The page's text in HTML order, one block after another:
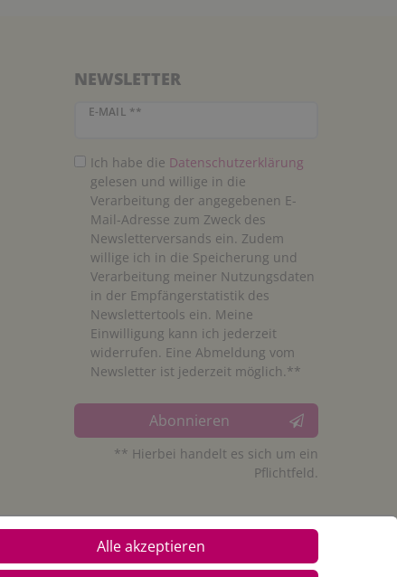
NEWSLETTER
E-MAIL **
Newsletter Honig
Ich habe die Daten­schutz­erklärung
gelesen und willige in die
Verarbeitung der angegebenen E-
Mail-Adresse zum Zweck des
Newsletterversands ein. Zudem
willige ich in die Speicherung und
Verarbeitung meiner Nutzungsdaten
in der Empfängerstatistik des
Newslettertools ein. Meine
Einwilligung kann ich jederzeit
widerrufen. Eine Abmeldung vom
Newsletter ist jederzeit möglich.**
Abonnieren
** Hierbei handelt es sich um ein
Pflichtfeld.
Alle akzeptieren